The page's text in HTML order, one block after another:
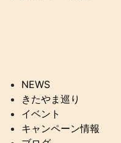
NEWS
きたやま巡り
イベント
キャンペーン情報